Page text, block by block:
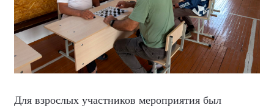
Для взрослых участников мероприятия был